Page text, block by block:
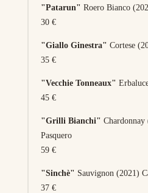
"Patarun" Roero Bianco
30 €
"Giallo Ginestra" Cortese
35 €
"Vecchie Tonneaux"
45 €
"Grilli Bianchi"
Pasquero
59 €
"Sinchè" Sauvignon (2021)
37 €